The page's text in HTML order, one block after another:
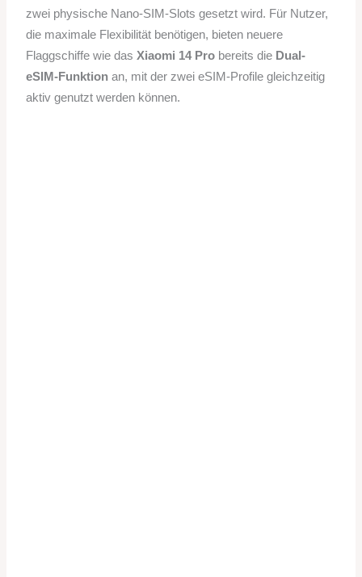
zwei physische Nano-SIM-Slots gesetzt wird. Für Nutzer,
die maximale Flexibilität benötigen, bieten neuere
Flaggschiffe wie dasXiaomi 14 Pro bereits die Dual-
eSIM-Funktion an, mit der zwei eSIM-Profile gleichzeitig
aktiv genutzt werden können.